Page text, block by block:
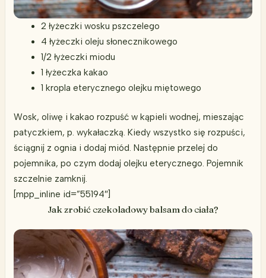
2 łyżeczki wosku pszczelego
4 łyżeczki oleju słonecznikowego
1/2 łyżeczki miodu
1 łyżeczka kakao
1 kropla eterycznego olejku miętowego
Wosk, oliwę i kakao rozpuść w kąpieli wodnej, mieszając
patyczkiem, p. wykałaczką. Kiedy wszystko się rozpuści,
ściągnij z ognia i dodaj miód. Następnie przelej do
pojemnika, po czym dodaj olejku eterycznego. Pojemnik
szczelnie zamknij.
[mpp_inline id=”55194″]
Jak zrobić czekoladowy balsam do ciała?